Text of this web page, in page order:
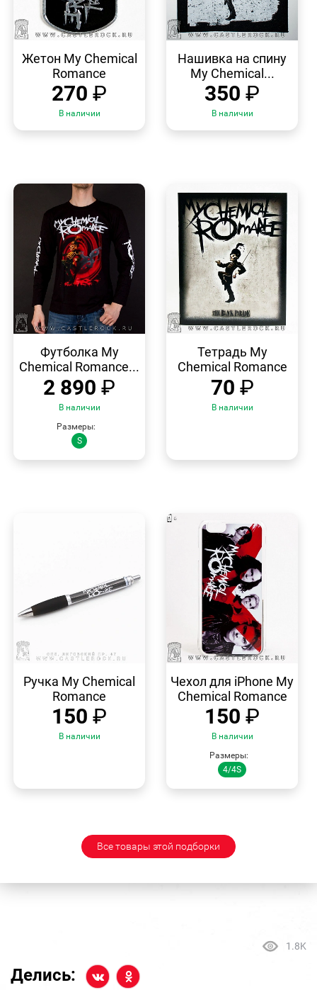
ПРОСМОТР
Жетон My Chemical
Romance
270 ₽
В наличии
Нашивка на спину
My Chemical...
350 ₽
В наличии
ПРОСМОТР
Футболка My
Chemical Romance...
2 890 ₽
В наличии
Размеры:
S
ПРОСМОТР
Тетрадь My
Chemical Romance
70 ₽
В наличии
ПРОСМОТР
Ручка My Chemical
Romance
150 ₽
В наличии
ПРОСМОТР
Чехол для iPhone My
Chemical Romance
150 ₽
В наличии
Размеры:
4/4S
Все товары этой подборки
1.8K
Делись: